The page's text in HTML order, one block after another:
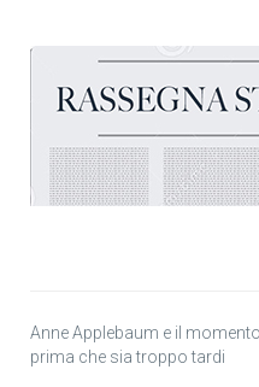
Anne Applebaum e il
prima che sia troppo tardi